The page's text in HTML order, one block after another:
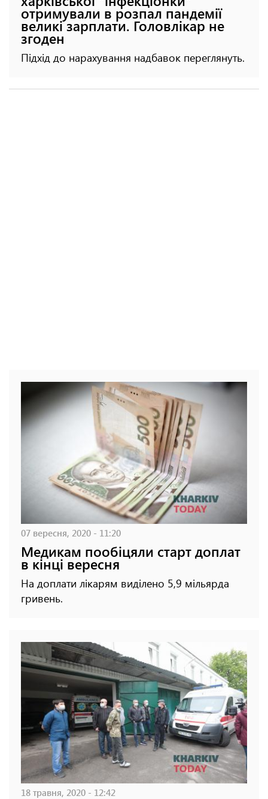
отримували в розпал пандемії
великі зарплати. Головлікар не
згоден
Підхід до нарахування надбавок переглянуть.
07 вересня, 2020 - 11:20
Медикам пообіцяли старт доплат
в кінці вересня
На доплати лікарям виділено 5,9 мільярда
гривень.
18 травня, 2020 - 12:42